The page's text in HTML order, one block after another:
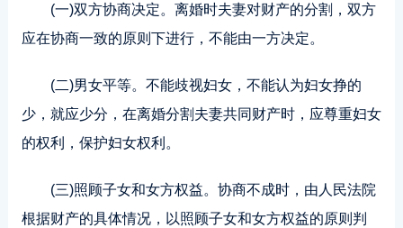
(一)双方协商决定。离婚时夫妻对财产的分割，双方
应在协商一致的原则下进行，不能由一方决定。
(二)男女平等。不能歧视妇女，不能认为妇女挣的
少，就应少分，在离婚分割夫妻共同财产时，应尊重妇女
的权利，保护妇女权利。
(三)照顾子女和女方权益。协商不成时，由人民法院
根据财产的具体情况，以照顾子女和女方权益的原则判